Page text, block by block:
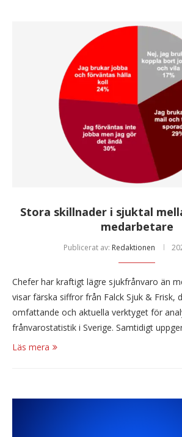
Stora skillnader i sjuktal
medarbetare
Publicerat av: Redaktionen
Chefer har kraftigt lägre sjukfrånvaro än
visar färska siffror från Falck Sjuk & Frisk,
omfattande och aktuella verktyget för
frånvarostatistik i Sverige. Samtidigt
Läs mera